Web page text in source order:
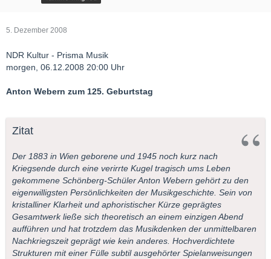
5. Dezember 2008
NDR Kultur - Prisma Musik
morgen, 06.12.2008 20:00 Uhr
Anton Webern zum 125. Geburtstag
Zitat
Der 1883 in Wien geborene und 1945 noch kurz nach
Kriegsende durch eine verirrte Kugel tragisch ums Leben
gekommene Schönberg-Schüler Anton Webern gehört zu den
eigenwilligsten Persönlichkeiten der Musikgeschichte. Sein von
kristalliner Klarheit und aphoristischer Kürze geprägtes
Gesamtwerk ließe sich theoretisch an einem einzigen Abend
aufführen und hat trotzdem das Musikdenken der unmittelbaren
Nachkriegszeit geprägt wie kein anderes. Hochverdichtete
Strukturen mit einer Fülle subtil ausgehörter Spielanweisungen